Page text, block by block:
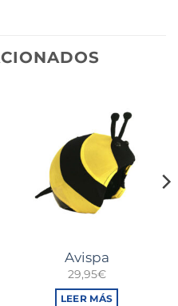
Avispa
29,95€
LEER MÁS